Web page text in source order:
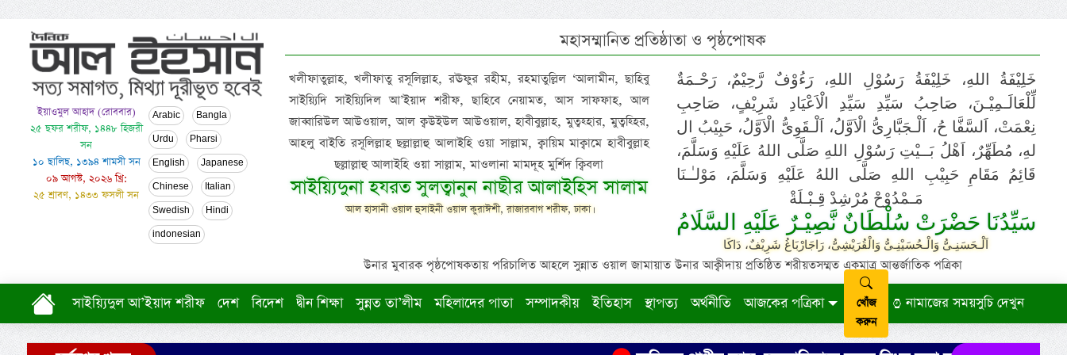
ইয়াওমুল আহাদ (রোববার)
২৫ ছফর শরীফ, ১৪৪৮ হিজরী
সন
১০ ছালিছ, ১৩৯৪ শামসী সন
০৯ আগস্ট, ২০২৬ খ্রি:
২৫ শ্রাবণ, ১৪৩৩ ফসলী সন
Arabic Bangla
Urdu Pharsi
English Japanese
Chinese Italian
Swedish Hindi
indonesian
মহাসম্মানিত প্রতিষ্ঠাতা ও পৃষ্ঠপোষক
খলীফাতুল্লাহ, খলীফাতু রসূলিল্লাহ, রঊফুর রহীম, রহমাতুল্লিল ‘আলামীন, ছাহিবু
সাইয়্যিদি সাইয়্যিদিল আ’ইয়াদ শরীফ, ছাহিবে নেয়ামত, আস সাফফাহ, আল
জাব্বারিউল আউওয়াল, আল ক্বউইউল আউওয়াল, হাবীবুল্লাহ, মুত্বহ্হার, মুত্বহ্হির,
আহলু বাইতি রসূলিল্লাহ ছল্লাল্লাহু আলাইহি ওয়া সাল্লাম, ক্বায়িম মাক্বামে হাবীবুল্লাহ
ছল্লাল্লাহু আলাইহি ওয়া সাল্লাম, মাওলানা মামদূহ মুর্শিদ ক্বিবলা
সাইয়্যিদুনা হযরত সুলত্বানুন নাছীর আলাইহিস সালাম
আল হাসানী ওয়াল হুসাইনী ওয়াল কুরাঈশী, রাজারবাগ শরীফ, ঢাকা।
خَلِيْفَةُ اللهِ، خَلِيْفَةُ رَسُوْلِ اللهِ، رَءُوْفٌ رَّحِيْمٌ، رَحْـمَةٌ
لِّلْعَالَـمِيْـنَ، صَاحِبُ سَيِّدِ سَيِّدِ الْاَعْيَادِ شَرِيْفٍ، صَاحِبِ
نِعْمَتْ، اَلسَّفَّا حُ، اَلْـجَبَّارِىُّ الْاَوَّلُ، اَلْـقَوِىُّ الْاَوَّلُ، حَبِيْبُ ال
لهِ، مُطَهِّرٌ، اَهْلُ بَــيْتِ رَسُوْلِ اللهِ صَلَّى اللهُ عَلَيْهِ وَسَلَّمَ،
قَائِمُ مَقَامِ حَبِيْبِ اللهِ صَلَّى اللهُ عَلَيْهِ وَسَلَّمَ، مَوْلـٰـنَا
مَـمْدُوْحْ مُرْشِدْ قِـبْـلَةْ
سَيِّدُنَا حَضْرَتْ سُلْطَانٌ نَّصِيْـرٌ عَلَيْهِ السَّلَامُ
اَلْـحَسَنِـىُّ وَالْـحُسَيْنِـىُّ وَالْقُرَيْشِىُّ، رَاجَارْبَاغُ شَرِيْفٌ، دَاكَا
উনার মুবারক পৃষ্ঠপোষকতায় পরিচালিত আহলে সুন্নাত ওয়াল জামায়াত উনার আক্বীদায় প্রতিষ্ঠিত শরীয়তসম্মত একমাত্র আন্তর্জাতিক পত্রিকা
সাইয়্যিদুল আ’ইয়াদ শরীফ দেশ বিদেশ দ্বীন শিক্ষা সুন্নত তা’লীম মহিলাদের পাতা সম্পাদকীয় ইতিহাস স্থাপত্য অর্থনীতি আজকের পত্রিকা
খোঁজ
করুন
নামাজের সময়সুচি দেখুন